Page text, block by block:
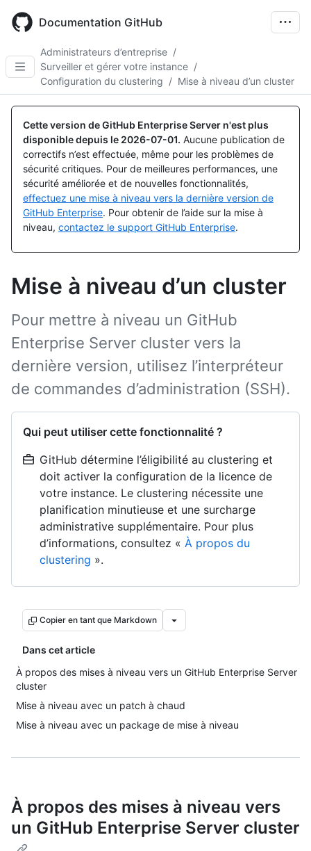
main
Documentation GitHub
Administrateurs d’entreprise /
Surveiller et gérer votre instance /
Configuration du clustering / Mise à niveau d’un cluster
Cette version de GitHub Enterprise Server n'est plus
disponible depuis le 2026-07-01. Aucune publication de
correctifs n’est effectuée, même pour les problèmes de
sécurité critiques. Pour de meilleures performances, une
sécurité améliorée et de nouvelles fonctionnalités,
effectuez une mise à niveau vers la dernière version de
GitHub Enterprise. Pour obtenir de l’aide sur la mise à
niveau, contactez le support GitHub Enterprise.
Mise à niveau d’un cluster
Pour mettre à niveau un GitHub
Enterprise Server cluster vers la
dernière version, utilisez l’interpréteur
de commandes d’administration (SSH).
Qui peut utiliser cette fonctionnalité ?
GitHub détermine l’éligibilité au clustering et
doit activer la configuration de la licence de
votre instance. Le clustering nécessite une
planification minutieuse et une surcharge
administrative supplémentaire. Pour plus
d’informations, consultez « À propos du
clustering ».
Copier en tant que Markdown
Dans cet article
À propos des mises à niveau vers un GitHub Enterprise Server
cluster
Mise à niveau avec un patch à chaud
Mise à niveau avec un package de mise à niveau
À propos des mises à niveau vers
un GitHub Enterprise Server cluster